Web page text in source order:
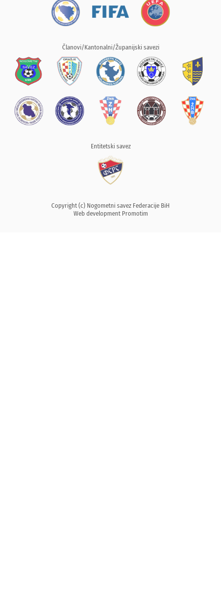
Članovi/Kantonalni/Županijski savezi
Entitetski savez
Copyright (c) Nogometni savez Federacije BiH
Web development Promotim